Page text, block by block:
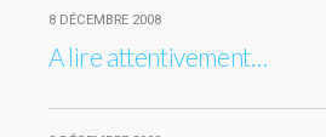
8 DÉCEMBRE 2008
A lire attentivement…